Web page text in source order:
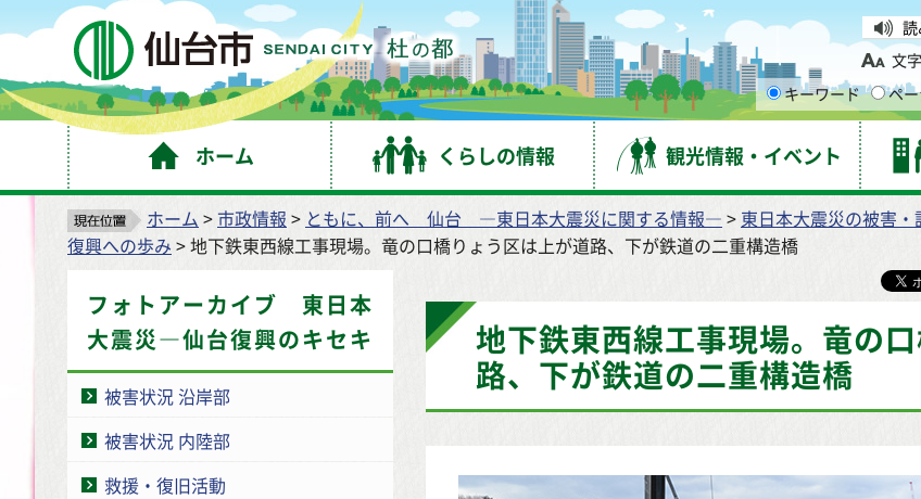
仙台市
文
キーワード
ペ
ホーム くらしの情報 観光情報・イベント
ホーム >市政情報 > ともに、前へ 仙台 ―東日本大震災に関する情報― > 東日本大震災の被害・
復興への歩み > 地下鉄東西線工事現場。竜の口橋りょう区は上が道路、下が鉄道の二重構造橋
フォトアーカイブ 東日本
大震災―仙台復興のキセキ
被害状況 沿岸部
被害状況 内陸部
救援・復旧活動
地下鉄東西線工事現場。竜の
路、下が鉄道の二重構造橋